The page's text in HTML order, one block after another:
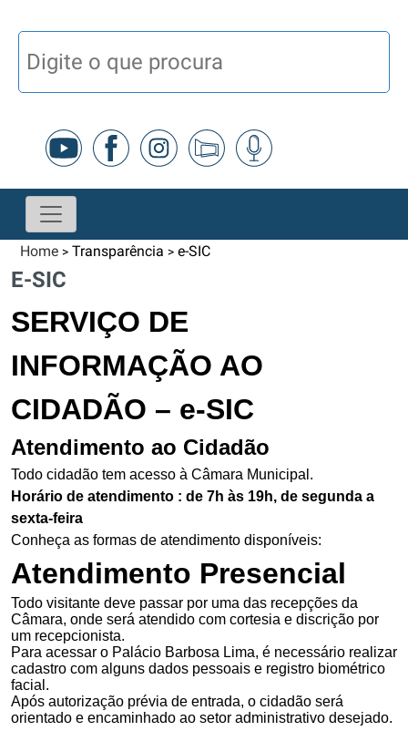
Home > Transparência > e-SIC
E-SIC
SERVIÇO DE
INFORMAÇÃO AO
CIDADÃO – e-SIC
Atendimento ao Cidadão
Todo cidadão tem acesso à Câmara Municipal.
Horário de atendimento : de 7h às 19h, de segunda a
sexta-feira
Conheça as formas de atendimento disponíveis:
Atendimento Presencial
Todo visitante deve passar por uma das recepções da
Câmara, onde será atendido com cortesia e discrição por
um recepcionista.
Para acessar o Palácio Barbosa Lima, é necessário realizar
cadastro com alguns dados pessoais e registro biométrico
facial.
Após autorização prévia de entrada, o cidadão será
orientado e encaminhado ao setor administrativo desejado.